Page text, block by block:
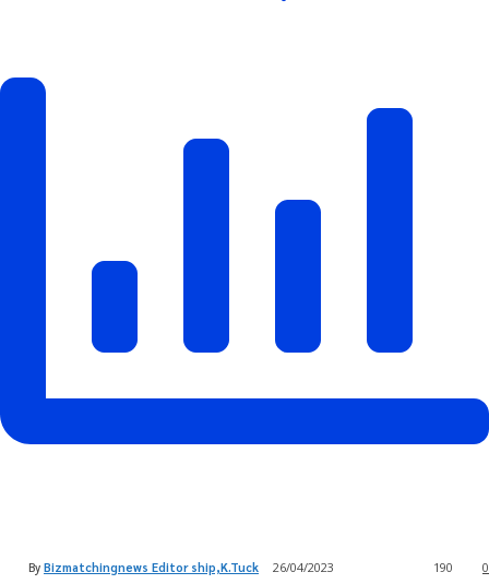
By Bizmatchingnews Editor ship,K.Tuck 26/04/2023 0
190